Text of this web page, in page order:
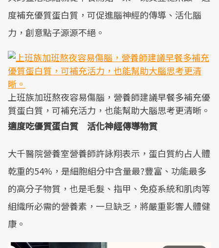
度補充優質蛋白質，可促進腦神經的傳導、活化腦
力，創意點子源源不絕。
上班族加班熬夜容易傷腦，營養師建議早餐多補充優
質蛋白質，可補充活力，也能幫助大腦思考更清晰。
適度吃優質蛋白質 活化神經傳導物質
大千醫院營養室營養師許詠翔表示，蛋白質約占人體
乾重的54%，是細胞組分中含量最?豐富、功能最多
的高分子物質，也是毛髮、指甲、免疫系統和肌肉等
組織所必需的營養素，一旦缺乏，將嚴重影響人體健
康。